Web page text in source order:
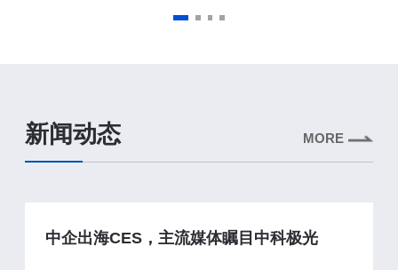
新闻动态 MORE
中企出海CES，主流媒体瞩目中科极光